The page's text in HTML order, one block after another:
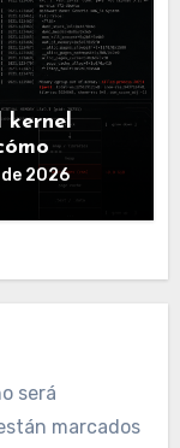
kernel
2026
será
marcados